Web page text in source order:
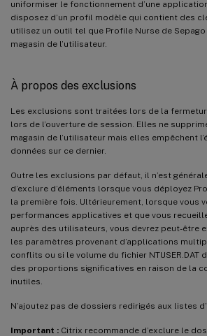
uniformiser le fonctionnement d’une
disposez d’un profil modèle qui contient des
utilisez un outil tel que Profile Nurse de
magasin de l’utilisateur.
À propos des exclusions
Les exclusions sont traitées lors de la
lors de l’ouverture de session. Elles ne
magasin de l’utilisateur mais elles empêchent
données sur ce dernier.
Outre les exclusions par défaut, il n’est
d’exclure d’éléments lorsque vous déployez
la première fois. Ultérieurement, lorsque vous
performances applicatives et que vous
auprès des utilisateurs, vous devrez peut-être
les paramètres provenant d’applications
conflits ou si le volume du fichier NTUSER.DAT
des proportions significatives en raison de la
inutiles.
N’ajoutez pas de dossiers redirigés aux listes
Important : Citrix recommande d’exclure le